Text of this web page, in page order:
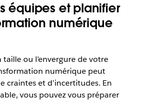
équipes et planifier
numérique
ou l’envergure de votre
numérique peut
craintes et d’incertitudes. En
vous pouvez vous préparer